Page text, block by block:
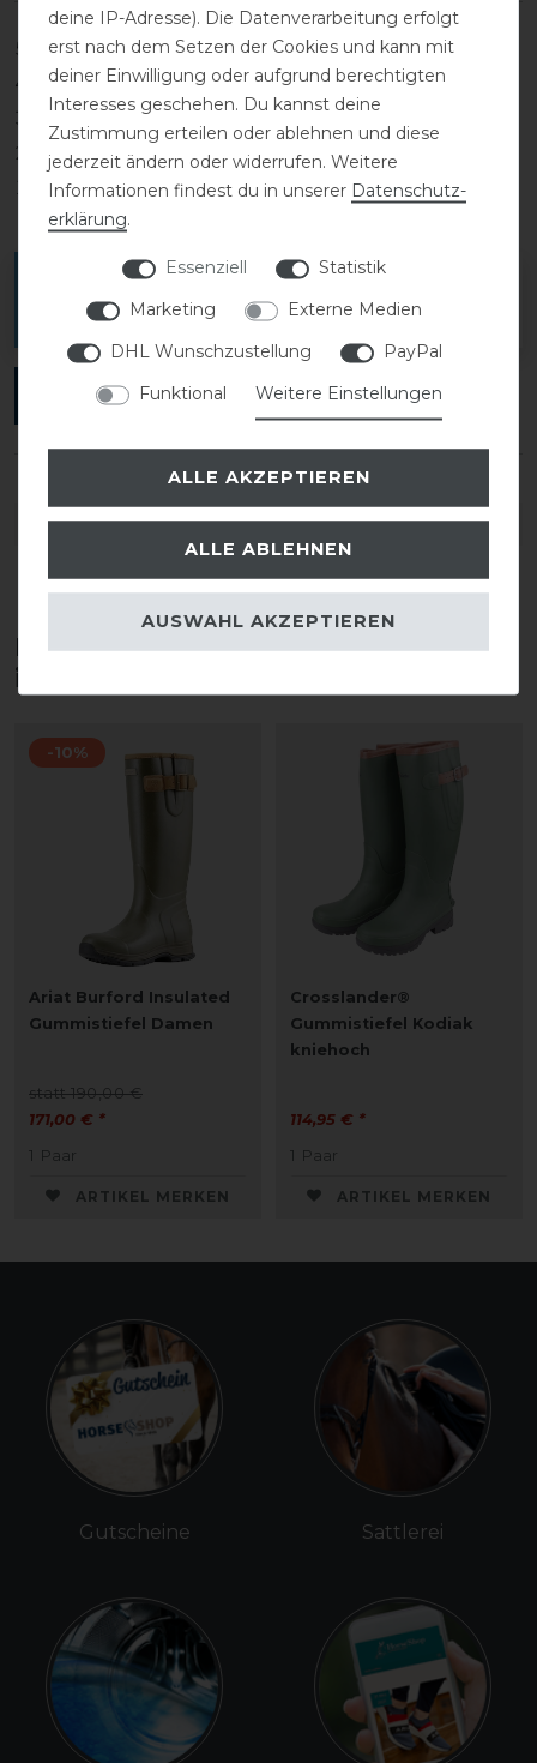
5
0
4
0
3
2
0
1
0
Melde dich an, um eine Kundenrezension zu
verfassen.
ANMELDEN
DETAILS ZUR PRODUKTSICHERHEIT
Diese Produkte könnten dich auch
interessieren
-10%
Ariat Burford Insulated
Gummistiefel Damen
statt 190,00 €
171,00 € *
1 Paar
ARTIKEL MERKEN
Crosslander®
Gummistiefel Kodiak
kniehoch
114,95 € *
1 Paar
ARTIKEL MERKEN
Gutscheine Sattlerei
deine IP-Adresse). Die Datenverarbeitung erfolgt
erst nach dem Setzen der Cookies und kann mit
deiner Einwilligung oder aufgrund berechtigten
Interesses geschehen. Du kannst deine
Zustimmung erteilen oder ablehnen und diese
jederzeit ändern oder widerrufen. Weitere
Informationen findest du in unserer Daten­schutz­
erklärung.
Essenziell
Statistik
Marketing
Externe Medien
DHL Wunschzustellung
PayPal
Funktional
Weitere Einstellungen
ALLE AKZEPTIEREN
ALLE ABLEHNEN
AUSWAHL AKZEPTIEREN